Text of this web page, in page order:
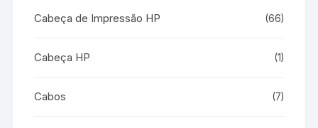
Cabeça de Impressão HP (66)
Cabeça HP (1)
Cabos (7)